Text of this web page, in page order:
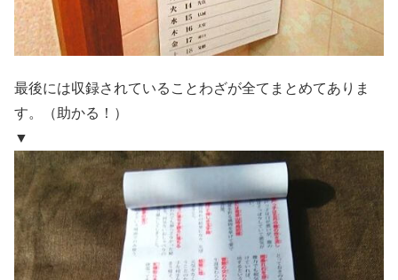
最後には収録されていることわざが全てまとめてありま
す。（助かる！）
▼